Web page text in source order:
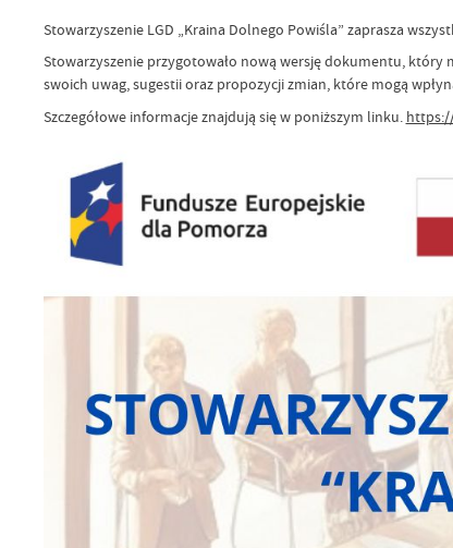
Stowarzyszenie LGD „Kraina Dolnego Powiśla” zaprasza
Stowarzyszenie przygotowało nową wersję dokumentu, który
swoich uwag, sugestii oraz propozycji zmian, które mogą
Szczegółowe informacje znajdują się w poniższym linku.